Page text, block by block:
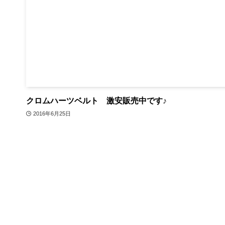
クロムハーツベルト 激安販売中です♪
2016年6月25日